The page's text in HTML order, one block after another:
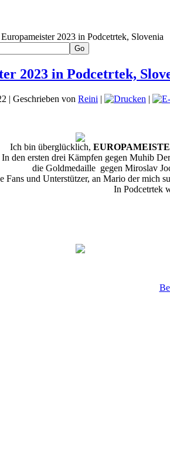
2023 in Podcetrtek, Slovenia
2023 in Podcetrtek,
| Geschrieben von Reini | |
Ich bin überglücklich,
den ersten drei Kämpfen gegen Muhib
die Goldmedaille gegen Miroslav
Fans und Unterstützer, an Mario der mich
In Podcetrtek